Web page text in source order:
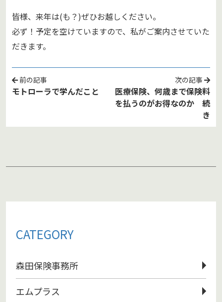
皆様、来年は(も？)ぜひお越しください。
必ず！予定を空けていますので、私がご案内させていた
だきます。
前の記事
モトローラで学んだこと
次の記事
医療保険、何歳まで保険料
を払うのがお得なのか 続
き
CATEGORY
森田保険事務所
エムプラス